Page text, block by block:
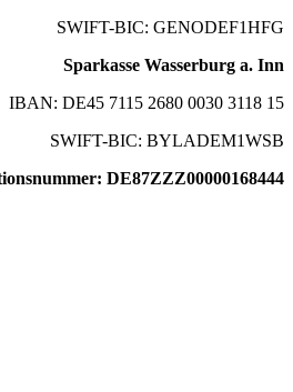
SWIFT-BIC: GENODEF1HFG
Sparkasse Wasserburg a. Inn
IBAN: DE45 7115 2680 0030 3118 15
SWIFT-BIC: BYLADEM1WSB
DE87ZZZ00000168444